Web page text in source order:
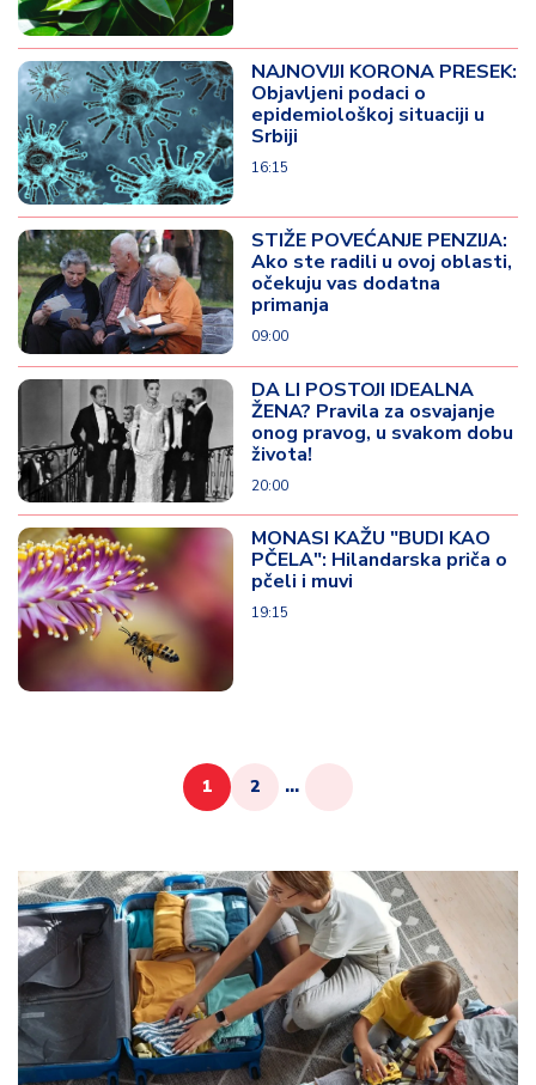
NAJNOVIJI KORONA PRESEK:
Objavljeni podaci o
epidemiološkoj situaciji u
Srbiji
16:15
STIŽE POVEĆANJE PENZIJA:
Ako ste radili u ovoj oblasti,
očekuju vas dodatna
primanja
09:00
DA LI POSTOJI IDEALNA
ŽENA? Pravila za osvajanje
onog pravog, u svakom dobu
života!
20:00
MONASI KAŽU "BUDI KAO
PČELA": Hilandarska priča o
pčeli i muvi
19:15
1 2 ...